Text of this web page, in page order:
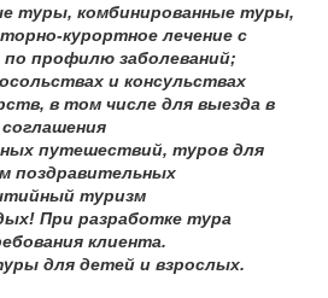
туры, комбинированные туры,
курортное лечение с
профилю заболеваний;
и консульствах
в том числе для выезда в
путешествий, туров для
поздравительных
туризм
При разработке тура
клиента.
для детей и взрослых.